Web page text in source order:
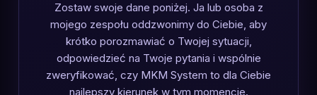
Zostaw swoje dane poniżej. Ja lub osoba z
mojego zespołu oddzwonimy do Ciebie, aby
krótko porozmawiać o Twojej sytuacji,
odpowiedzieć na Twoje pytania i wspólnie
zweryfikować, czy MKM System to dla Ciebie
najlepszy kierunek w tym momencie.